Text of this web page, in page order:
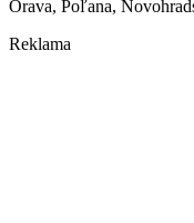
Orava, Poľana,
Reklama